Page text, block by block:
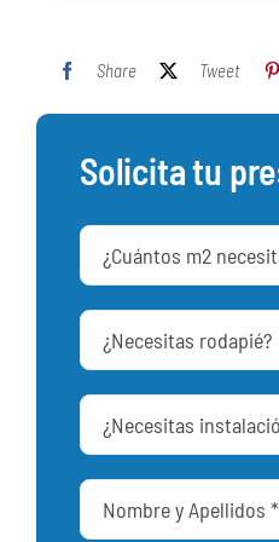
Share Tweet
Solicita tu